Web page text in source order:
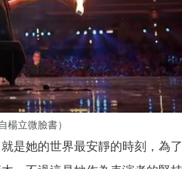
楊立微臉書）
是她的世界最安靜的時刻，為